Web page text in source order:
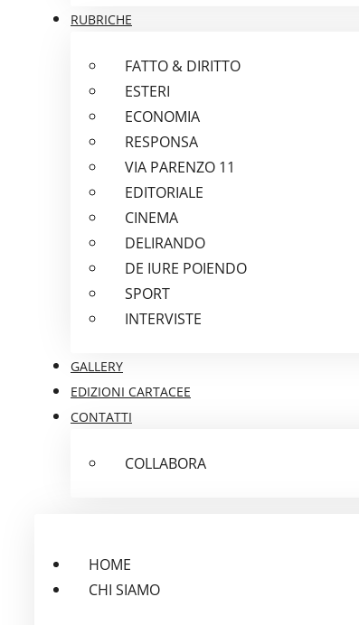
RUBRICHE
FATTO & DIRITTO
ESTERI
ECONOMIA
RESPONSA
VIA PARENZO 11
EDITORIALE
CINEMA
DELIRANDO
DE IURE POIENDO
SPORT
INTERVISTE
GALLERY
EDIZIONI CARTACEE
CONTATTI
COLLABORA
HOME
CHI SIAMO